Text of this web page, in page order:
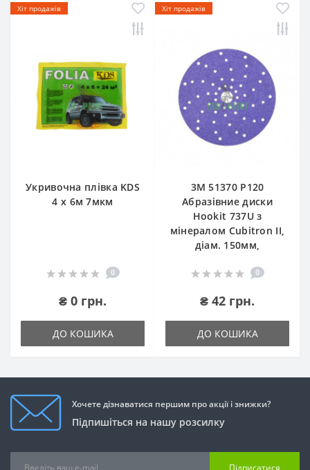
Хіт продажів
Укривочна плівка KDS
4 х 6м 7мкм
0
₴ 0 грн.
ДО КОШИКА
Хіт продажів
3М 51370 P120
Абразівние диски
Hookit 737U з
мінералом Cubitron II,
діам. 150мм,
0
₴ 42 грн.
ДО КОШИКА
Хочете дізнаватися першим про акції і знижки?
Підпишіться на нашу розсилку
Підписатися